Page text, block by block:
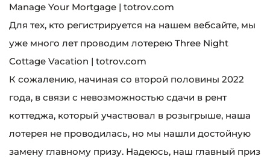
Manage Your Mortgage | totrov.com
Для тех, кто регистрируется на нашем вебсайте, мы
уже много лет проводим лотерею Three Night
Cottage Vacation | totrov.com
К сожалению, начиная со второй половины 2022
года, в связи с невозможностью сдачи в рент
коттеджа, который участвовал в розыгрыше, наша
лотерея не проводилась, но мы нашли достойную
замену главному призу. Надеюсь, наш главный приз